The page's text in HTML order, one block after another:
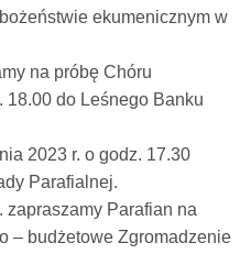
ekumenicznym w
na próbę Chóru
18.00 do Leśnego Banku
2023 r. o godz. 17.30
Parafialnej.
zapraszamy Parafian na
– budżetowe Zgromadzenie